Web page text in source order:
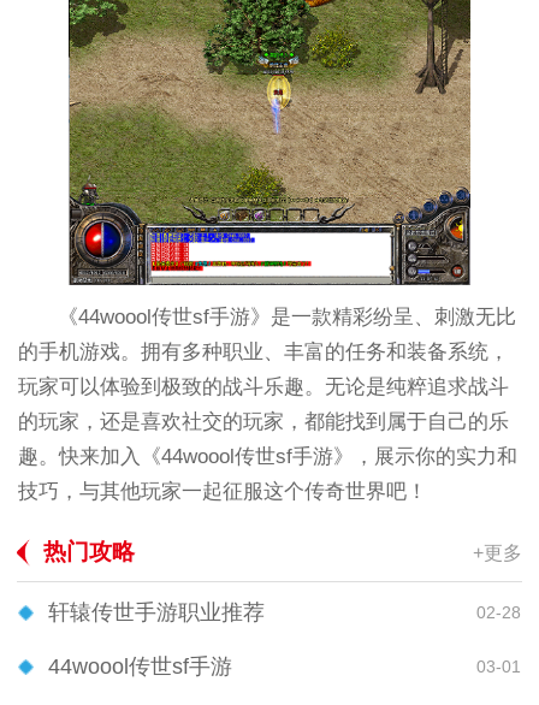
《44woool传世sf手游》是一款精彩纷呈、刺激无比
的手机游戏。拥有多种职业、丰富的任务和装备系统，
玩家可以体验到极致的战斗乐趣。无论是纯粹追求战斗
的玩家，还是喜欢社交的玩家，都能找到属于自己的乐
趣。快来加入《44woool传世sf手游》，展示你的实力和
技巧，与其他玩家一起征服这个传奇世界吧！
热门攻略 +更多
轩辕传世手游职业推荐 02-28
44woool传世sf手游 03-01